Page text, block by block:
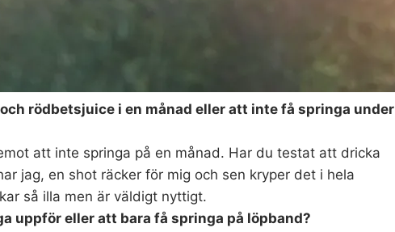
rödbetsjuice i en månad eller att inte få springa under
att inte springa på en månad. Har du testat att dricka
jag, en shot räcker för mig och sen kryper det i hela
så illa men är väldigt nyttigt.
uppför eller att bara få springa på löpband?